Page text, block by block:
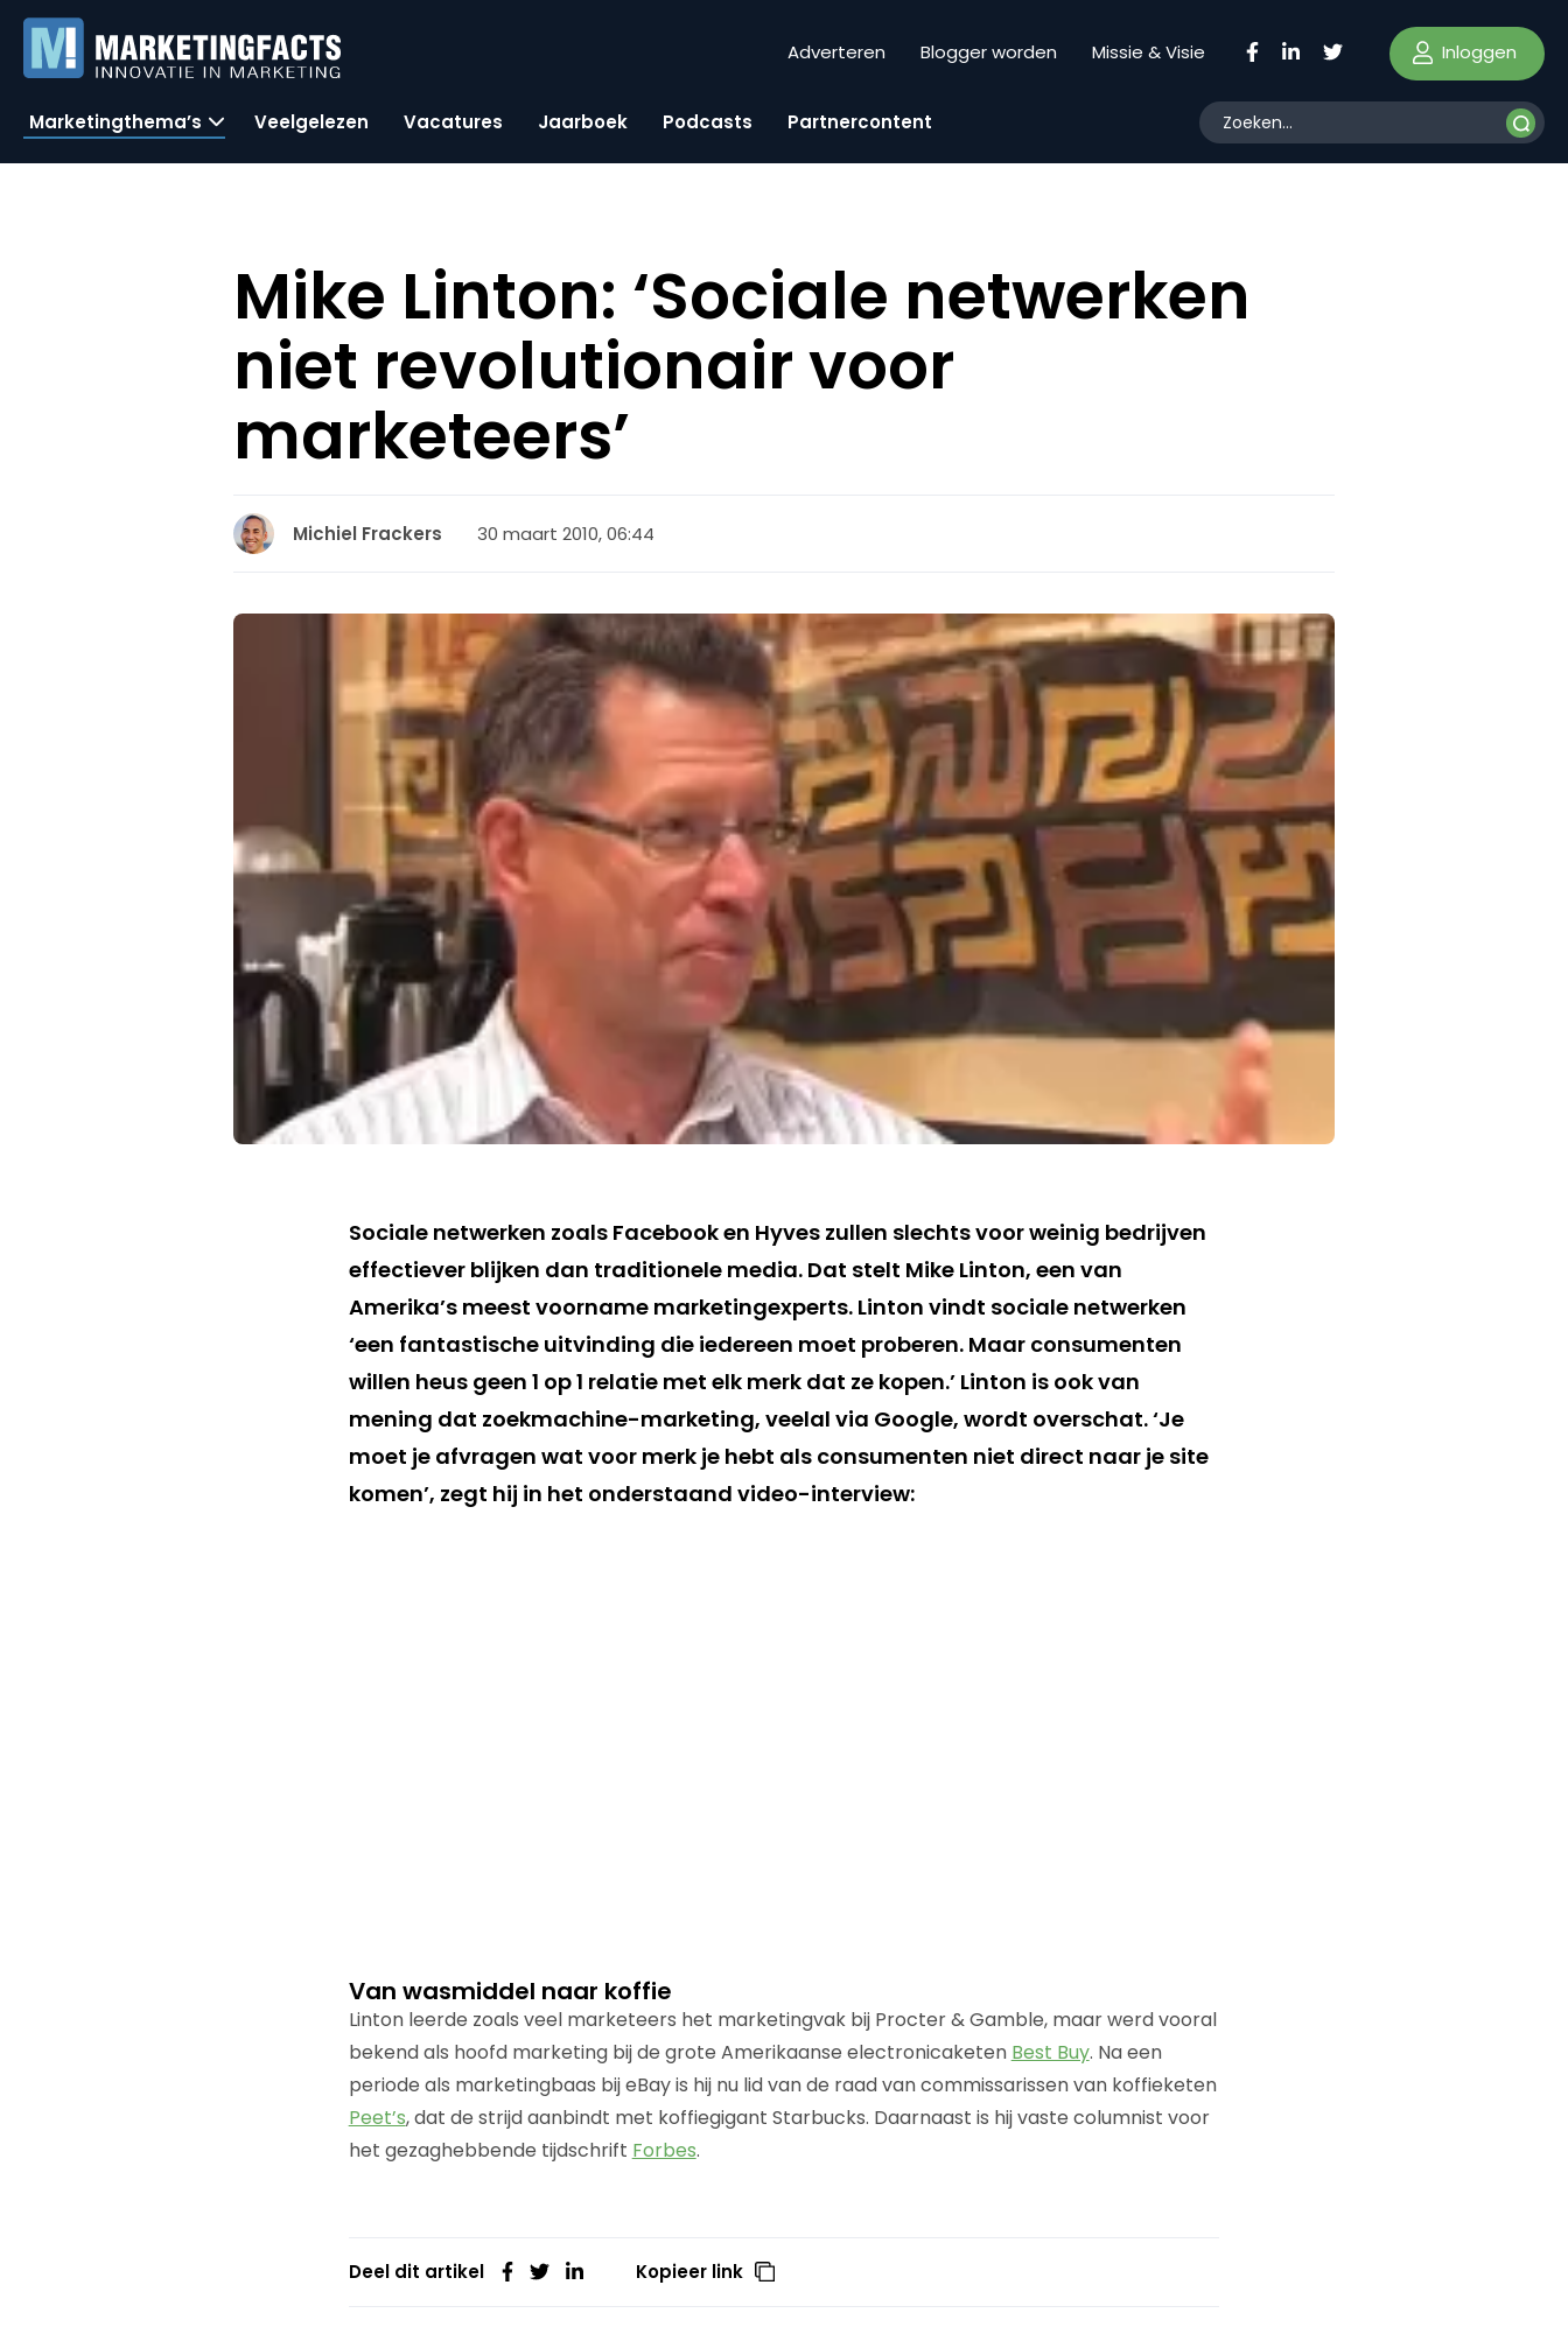
Adverteren Blogger worden Missie & Visie Inloggen
Marketingthema’s Veelgelezen Vacatures Jaarboek Podcasts Partnercontent
Mike Linton: ‘Sociale netwerken
niet revolutionair voor
marketeers’
Michiel Frackers 30 maart 2010, 06:44
Sociale netwerken zoals Facebook en Hyves zullen slechts voor weinig bedrijven
effectiever blijken dan traditionele media. Dat stelt Mike Linton, een van
Amerika’s meest voorname marketingexperts. Linton vindt sociale netwerken
‘een fantastische uitvinding die iedereen moet proberen. Maar consumenten
willen heus geen 1 op 1 relatie met elk merk dat ze kopen.’ Linton is ook van
mening dat zoekmachine-marketing, veelal via Google, wordt overschat. ‘Je
moet je afvragen wat voor merk je hebt als consumenten niet direct naar je site
komen’, zegt hij in het onderstaand video-interview:
Van wasmiddel naar koffie
Linton leerde zoals veel marketeers het marketingvak bij Procter & Gamble, maar werd vooral
bekend als hoofd marketing bij de grote Amerikaanse electronicaketen Best Buy. Na een
periode als marketingbaas bij eBay is hij nu lid van de raad van commissarissen van koffieketen
Peet’s, dat de strijd aanbindt met koffiegigant Starbucks. Daarnaast is hij vaste columnist voor
het gezaghebbende tijdschrift Forbes.
Deel dit artikel Kopieer link